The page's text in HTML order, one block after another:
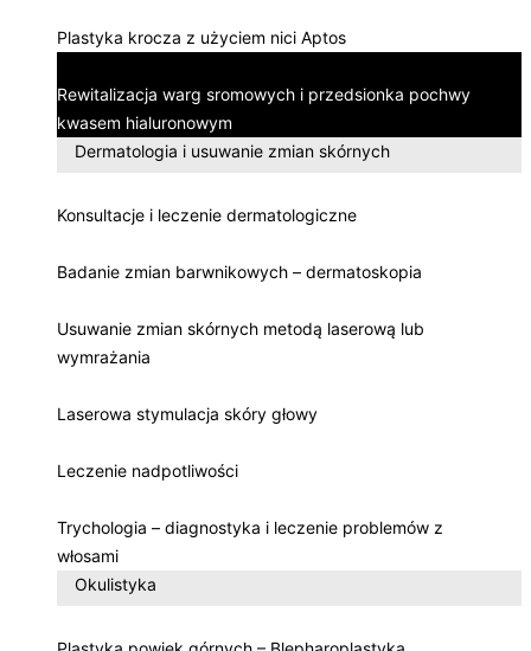
Plastyka krocza z użyciem nici Aptos
Rewitalizacja warg sromowych i przedsionka pochwy
kwasem hialuronowym
Dermatologia i usuwanie zmian skórnych
Konsultacje i leczenie dermatologiczne
Badanie zmian barwnikowych – dermatoskopia
Usuwanie zmian skórnych metodą laserową lub
wymrażania
Laserowa stymulacja skóry głowy
Leczenie nadpotliwości
Trychologia – diagnostyka i leczenie problemów z
włosami
Okulistyka